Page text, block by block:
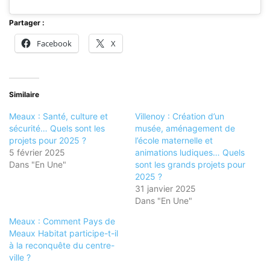
Partager :
Facebook X
Similaire
Meaux : Santé, culture et
sécurité… Quels sont les
projets pour 2025 ?
5 février 2025
Dans "En Une"
Villenoy : Création d’un
musée, aménagement de
l’école maternelle et
animations ludiques… Quels
sont les grands projets pour
2025 ?
31 janvier 2025
Dans "En Une"
Meaux : Comment Pays de
Meaux Habitat participe-t-il
à la reconquête du centre-
ville ?